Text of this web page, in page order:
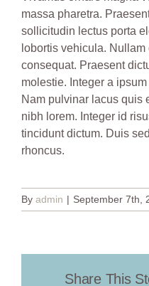
massa pharetra.
sollicitudin lectus porta
lobortis vehicula.
consequat. Praesent
molestie. Integer a
Nam pulvinar lacus quis
nibh lorem. Integer id
tincidunt dictum. Duis
rhoncus.
By admin | September 7th,
Share This